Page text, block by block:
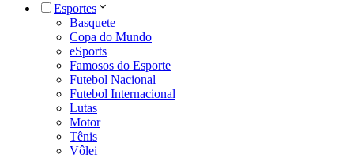
Esportes
Basquete
Copa do Mundo
eSports
Famosos do Esporte
Futebol Nacional
Futebol Internacional
Lutas
Motor
Tênis
Vôlei